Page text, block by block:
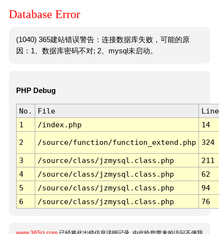
Database Error
(1040) 365建站错误警告：连接数据库失败，可能的原
因：1、数据库密码不对; 2、mysql未启动。
PHP Debug
No. File
Line
1
/index.php 14
2 /source/function/function_extend.php 324
3 /source/class/jzmysql.class.php
211
4
/source/class/jzmysql.class.php
62
5
/source/class/jzmysql.class.php
94
6
/source/class/jzmysql.class.php 76